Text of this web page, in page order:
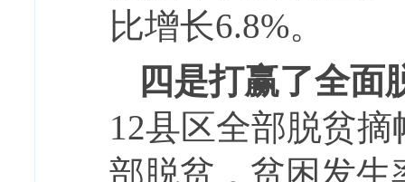
比增长6.8%。
四是打赢了全面
12县区全部脱贫
部脱贫，贫困发生